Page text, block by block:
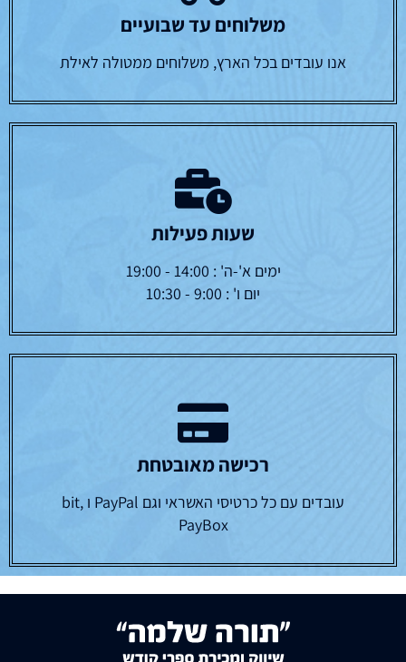
משלוחים עד שבועיים
אנו עובדים בכל הארץ, משלוחים ממטולה לאילת
שעות פעילות
ימים א'-ה' : 14:00 - 19:00
יום ו' : 9:00 - 10:30
רכישה מאובטחת
עובדים עם כל כרטיסי האשראי וגם PayPal ו bit,
PayBox